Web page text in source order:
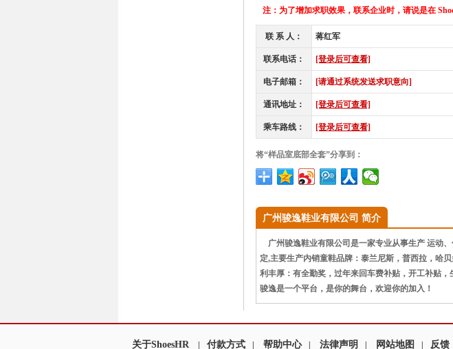
注： 为了增加求职效果，联系企业时，请说是在
联 系 人： 蒋红军
联系电话： [登录后可查看]
电子邮箱： [请通过系统发送求职意向]
通讯地址： [登录后可查看]
乘车路线： [登录后可查看]
将“样品室底部全套”分享到：
广州骏逸鞋业有限公司 简介
广州骏逸鞋业有限公司是一家专业从事生产 运动
定,主要生产内销童鞋品牌：泰兰尼斯，普西拉，哈
利丰厚：有全勤奖，过年来回车费补贴，开工补贴
骏逸是一个平台，是你的舞台，欢迎你的加入！
关于ShoesHR 付款方式 帮助中心 法律声明 网站地图 反馈